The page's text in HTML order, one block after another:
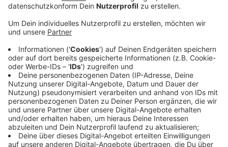
Jahrelang gab es aus unserer Region Kritik an den
maroden Atomreaktoren. Sie mussten wegen Mängeln
und Rissen mehrfach heruntergefahren werden. Im
Falle eines Austritts von radioaktiven Stoffen hätte
der oft vorherrschende Westwind die Stoffe in
Richtung des Kreises Euskirchen tragen können. Ein